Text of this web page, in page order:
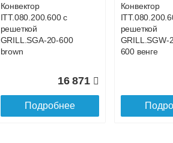
26 519
Конвектор
ITT.080.200.600 с
решеткой
GRILL.SGA-20-600
brown
16 871
Подробнее
Конвектор
решеткой
GRILL.SGW-
600 венге